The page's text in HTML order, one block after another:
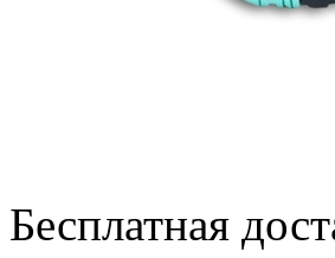
Бесплатная